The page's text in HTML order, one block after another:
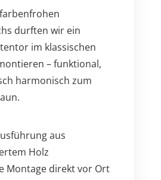
durften wir ein
im klassischen
– funktional,
harmonisch zum
aus
Holz
Montage direkt vor Ort